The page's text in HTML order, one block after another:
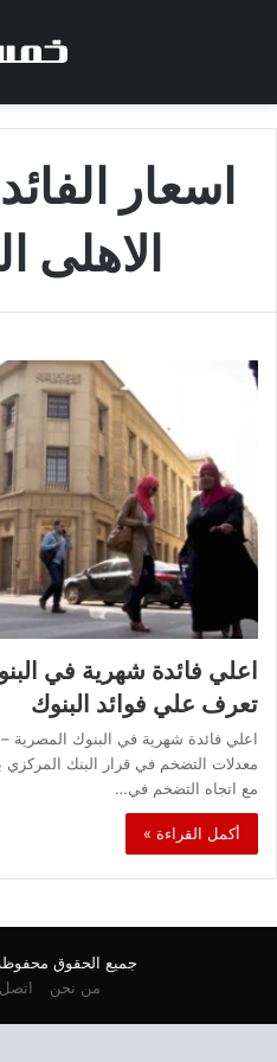
اسعار
الاهلى
تعرف علي فوائد البنوك
اعلي فائدة شهرية في البنوك
معدلات التضخم في قرار البنك المركزي
مع اتجاه التضخم في…
أكمل القراءة »
جميع الحقوق
من نحن
اتصل